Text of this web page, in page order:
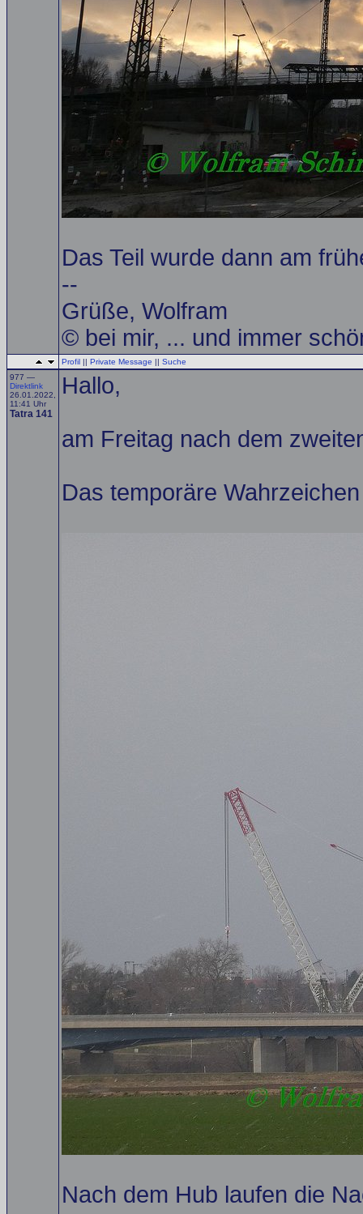
Das Teil wurde dann am
--
Grüße, Wolfram
© bei mir, ... und immer
Profil || Private Message || Suche
977 —
Direktlink
26.01.2022,
11:41 Uhr
Tatra 141
Hallo,
am Freitag nach dem
Das temporäre
Nach dem Hub laufen die